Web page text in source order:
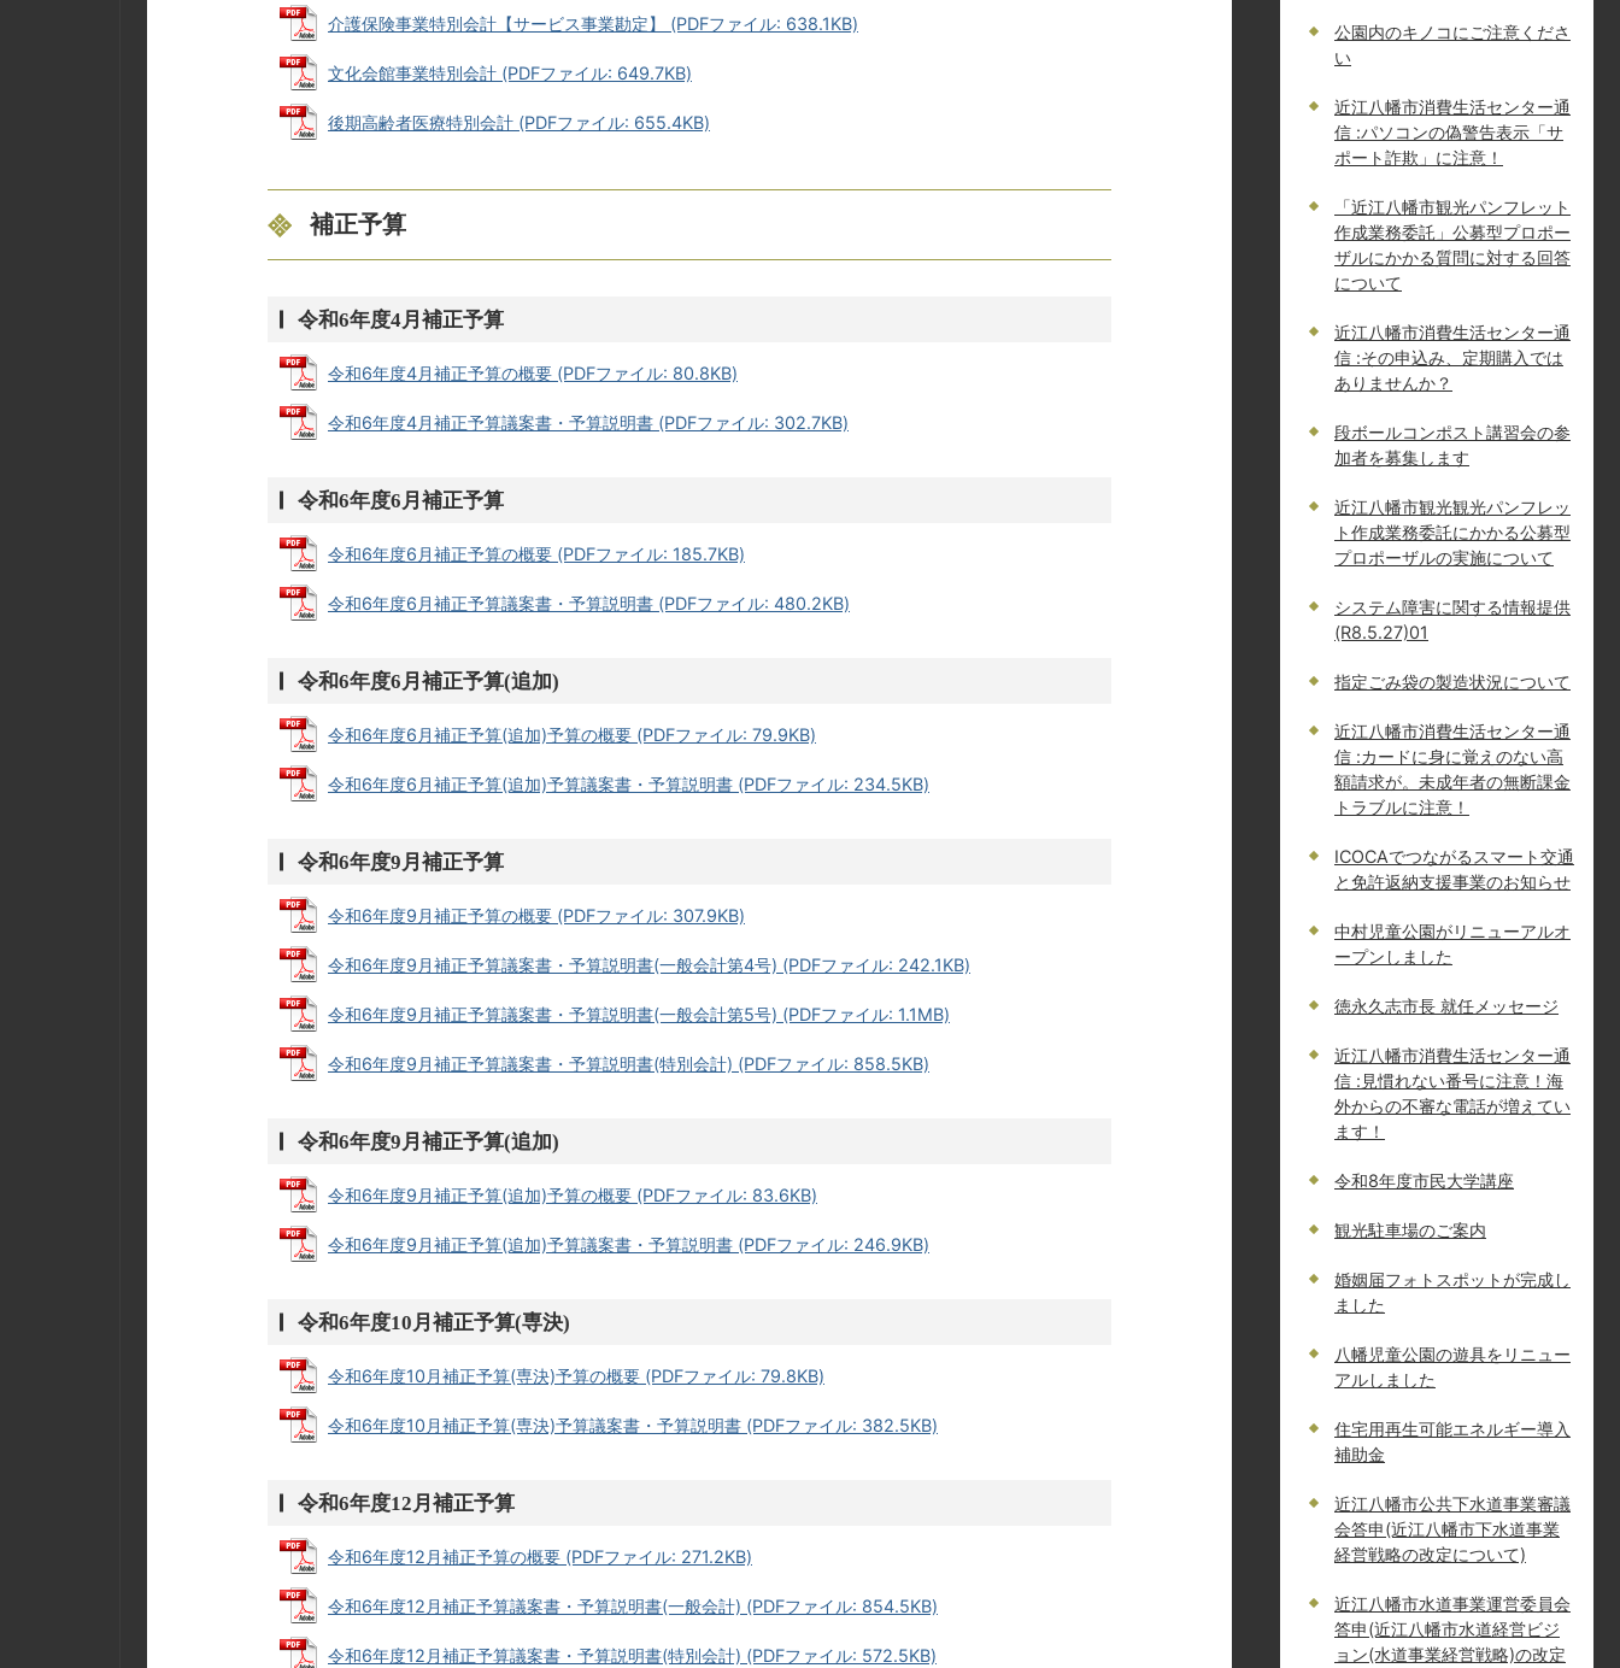
介護保険事業特別会計【サービス事業勘定】 (PDFファイル: 638.1KB)
文化会館事業特別会計 (PDFファイル: 649.7KB)
後期高齢者医療特別会計 (PDFファイル: 655.4KB)
補正予算
令和6年度4月補正予算
令和6年度4月補正予算の概要 (PDFファイル: 80.8KB)
令和6年度4月補正予算議案書・予算説明書 (PDFファイル: 302.7KB)
令和6年度6月補正予算
令和6年度6月補正予算の概要 (PDFファイル: 185.7KB)
令和6年度6月補正予算議案書・予算説明書 (PDFファイル: 480.2KB)
令和6年度6月補正予算(追加)
令和6年度6月補正予算(追加)予算の概要 (PDFファイル: 79.9KB)
令和6年度6月補正予算(追加)予算議案書・予算説明書 (PDFファイル: 234.5KB)
令和6年度9月補正予算
令和6年度9月補正予算の概要 (PDFファイル: 307.9KB)
令和6年度9月補正予算議案書・予算説明書(一般会計第4号) (PDFファイル: 242.1KB)
令和6年度9月補正予算議案書・予算説明書(一般会計第5号) (PDFファイル: 1.1MB)
令和6年度9月補正予算議案書・予算説明書(特別会計) (PDFファイル: 858.5KB)
令和6年度9月補正予算(追加)
令和6年度9月補正予算(追加)予算の概要 (PDFファイル: 83.6KB)
令和6年度9月補正予算(追加)予算議案書・予算説明書 (PDFファイル: 246.9KB)
令和6年度10月補正予算(専決)
令和6年度10月補正予算(専決)予算の概要 (PDFファイル: 79.8KB)
令和6年度10月補正予算(専決)予算議案書・予算説明書 (PDFファイル: 382.5KB)
令和6年度12月補正予算
令和6年度12月補正予算の概要 (PDFファイル: 271.2KB)
令和6年度12月補正予算議案書・予算説明書(一般会計) (PDFファイル: 854.5KB)
令和6年度12月補正予算議案書・予算説明書(特別会計) (PDFファイル: 572.5KB)
公園内のキノコにご注意くださ
い
近江八幡市消費生活センター通
信 :パソコンの偽警告表示「サ
ポート詐欺」に注意！
「近江八幡市観光パンフレット
作成業務委託」公募型プロポー
ザルにかかる質問に対する回答
について
近江八幡市消費生活センター通
信 :その申込み、定期購入では
ありませんか？
段ボールコンポスト講習会の参
加者を募集します
近江八幡市観光観光パンフレッ
ト作成業務委託にかかる公募型
プロポーザルの実施について
システム障害に関する情報提供
(R8.5.27)01
指定ごみ袋の製造状況について
近江八幡市消費生活センター通
信 :カードに身に覚えのない高
額請求が。未成年者の無断課金
トラブルに注意！
ICOCAでつながるスマート交通
と免許返納支援事業のお知らせ
中村児童公園がリニューアルオ
ープンしました
徳永久志市長 就任メッセージ
近江八幡市消費生活センター通
信 :見慣れない番号に注意！海
外からの不審な電話が増えてい
ます！
令和8年度市民大学講座
観光駐車場のご案内
婚姻届フォトスポットが完成し
ました
八幡児童公園の遊具をリニュー
アルしました
住宅用再生可能エネルギー導入
補助金
近江八幡市公共下水道事業審議
会答申(近江八幡市下水道事業
経営戦略の改定について)
近江八幡市水道事業運営委員会
答申(近江八幡市水道経営ビジ
ョン(水道事業経営戦略)の改定